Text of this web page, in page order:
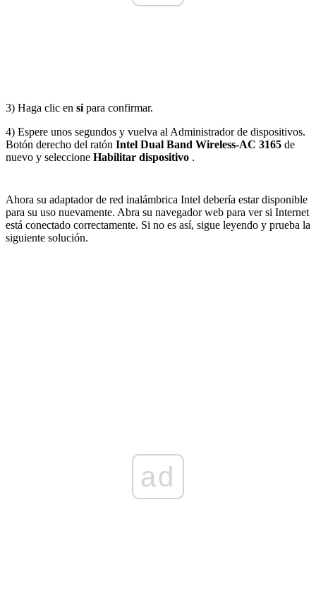
3) Haga clic en sipara confirmar.
4) Espere unos segundos y vuelva al Administrador de dispositivos.
Botón derecho del ratón Intel Dual Band Wireless-AC 3165 de
nuevo y seleccione Habilitar dispositivo .
Ahora su adaptador de red inalámbrica Intel debería estar disponible
para su uso nuevamente. Abra su navegador web para ver si Internet
está conectado correctamente. Si no es así, sigue leyendo y prueba la
siguiente solución.
ad